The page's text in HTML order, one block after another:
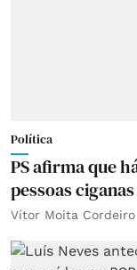
Política
PS afirma que
pessoas
Vítor Moita Cordeiro